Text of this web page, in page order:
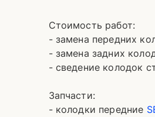
Стоимость работ:
- замена передних
- замена задних
- сведение колодок
Запчасти:
- колодки передние